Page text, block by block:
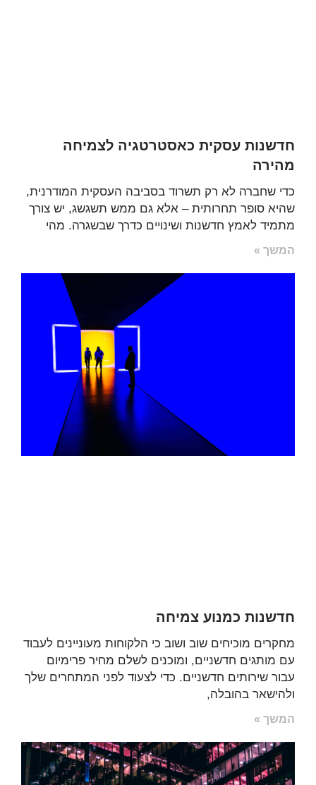
חדשנות עסקית כאסטרטגיה לצמיחה
מהירה
כדי שחברה לא רק תשרוד בסביבה העסקית המודרנית,
שהיא סופר תחרותית – אלא גם ממש תשגשג, יש צורך
מתמיד לאמץ חדשנות ושינויים כדרך שבשגרה. מהי
המשך »
חדשנות כמנוע צמיחה
מחקרים מוכיחים שוב ושוב כי הלקוחות מעוניינים לעבוד
עם מותגים חדשניים, ומוכנים לשלם מחיר פרימיום
עבור שירותים חדשניים. כדי לצעוד לפני המתחרים שלך
ולהישאר בהובלה,
המשך »